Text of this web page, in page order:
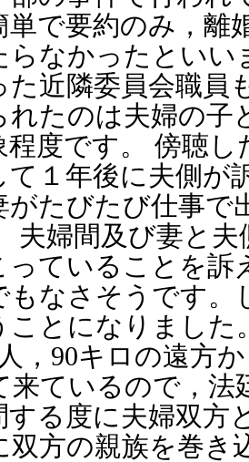
単で要約のみ，離
らなかったといい
た近隣委員会職員
れたのは夫婦の子
程度です。 傍聴
て１年後に夫側が
がたびたび仕事で
夫婦間及び妻と
っていることを訴
もなさそうです。
ことになりました
，90キロの遠方
来ているので，法
する度に夫婦双方
双方の親族を巻き